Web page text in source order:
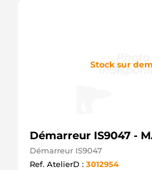
Stock sur
Démarreur IS9047 -
Démarreur IS9047
Ref. AtelierD : 3012954